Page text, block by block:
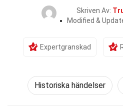
Skriven Av:
Modified &
Expertgranskad
Historiska händelser